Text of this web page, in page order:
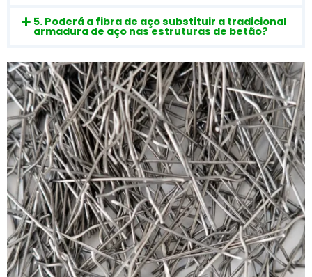
5. Poderá a fibra de aço substituir a tradicional
armadura de aço nas estruturas de betão?